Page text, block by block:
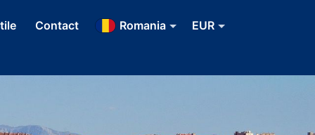
Contact Romania EUR